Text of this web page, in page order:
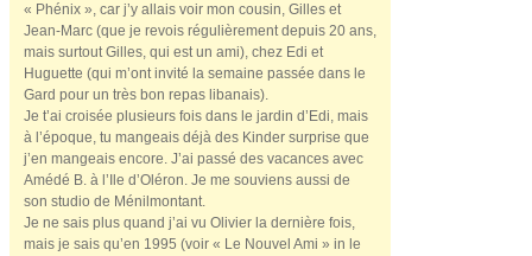
« Phénix », car j’y allais voir mon cousin, Gilles et
Jean-Marc (que je revois régulièrement depuis 20 ans,
mais surtout Gilles, qui est un ami), chez Edi et
Huguette (qui m’ont invité la semaine passée dans le
Gard pour un très bon repas libanais).
Je t’ai croisée plusieurs fois dans le jardin d’Edi, mais
à l’époque, tu mangeais déjà des Kinder surprise que
j’en mangeais encore. J’ai passé des vacances avec
Amédé B. à l’Ile d’Oléron. Je me souviens aussi de
son studio de Ménilmontant.
Je ne sais plus quand j’ai vu Olivier la dernière fois,
mais je sais qu’en 1995 (voir « Le Nouvel Ami » in le